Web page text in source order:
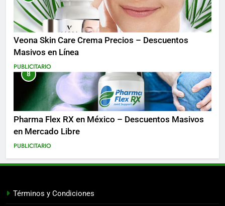
Veona Skin Care Crema Precios – Descuentos
Masivos en Línea
PUBLICITARIO
8
Pharma Flex RX en México – Descuentos Masivos
en Mercado Libre
PUBLICITARIO
Términos y Condiciones